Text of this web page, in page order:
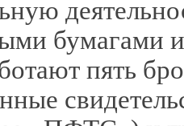
бумагами
пять